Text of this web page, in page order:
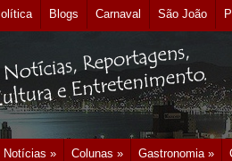
Blogs Carnaval São João
Notícias » Colunas » Gastronomia »